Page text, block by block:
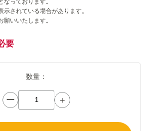
されている場合があります。
願いいたします。
要
数量：
ー ＋